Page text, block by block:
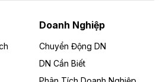
rác và phát điện Bắc Giang do
lượng môi trường Bắc Giang làm
Doanh Nghiệp
Chuyển Động DN
DN Cần Biết